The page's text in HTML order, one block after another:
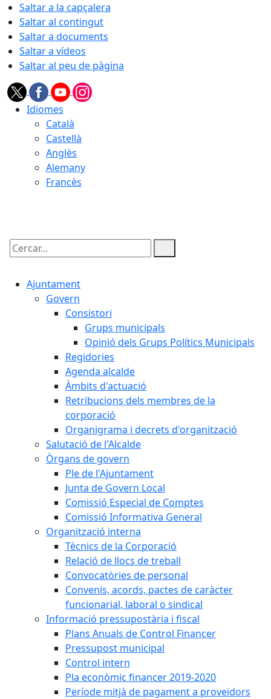
Saltar a la capçalera
Saltar al contingut
Saltar a documents
Saltar a vídeos
Saltar al peu de pàgina
Idiomes
Català
Castellà
Anglès
Alemany
Francès
Cercar:
Ajuntament
Govern
Consistori
Grups municipals
Opinió dels Grups Polítics Municipals
Regidories
Agenda alcalde
Àmbits d'actuació
Retribucions dels membres de la
corporació
Organigrama i decrets d'organització
Salutació de l'Alcalde
Òrgans de govern
Ple de l'Ajuntament
Junta de Govern Local
Comissió Especial de Comptes
Comissió Informativa General
Organització interna
Tècnics de la Corporació
Relació de llocs de treball
Convocatòries de personal
Convenis, acords, pactes de caràcter
funcionarial, laboral o sindical
Informació pressupostària i fiscal
Plans Anuals de Control Financer
Pressupost municipal
Control intern
Pla econòmic financer 2019-2020
Període mitjà de pagament a proveïdors